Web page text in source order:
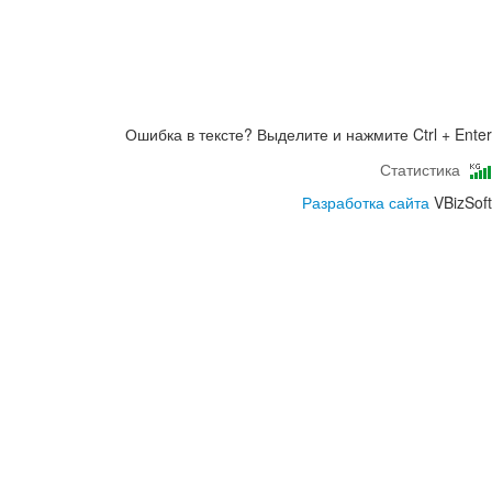
Ошибка в тексте? Выделите и нажмите Ctrl + Enter
Статистика
Разработка сайтаVBizSoft